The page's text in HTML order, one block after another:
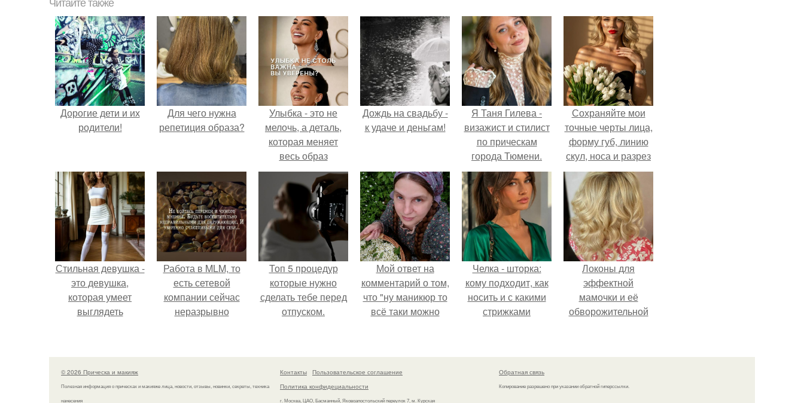
Читайте также
Дорогие дети и их
родители!
Для чего нужна
репетиция образа?
Улыбка - это не
мелочь, а деталь,
которая меняет
весь образ
человека.
Дождь на свадьбу -
к удаче и деньгам!
Я Таня Гилева -
визажист и стилист
по прическам
города Тюмени.
Сохраняйте мои
точные черты лица,
форму губ, линию
скул, носа и разрез
глаз.
Стильная девушка -
это девушка,
которая умеет
выглядеть
ситуации.
Работа в MLM, то
есть сетевой
компании сейчас
неразрывно
своей страницы в
Топ 5 процедур
которые нужно
сделать тебе перед
отпуском.
Мой ответ на
комментарий о том,
что "ну маникюр то
всё таки можно
Челка - шторка:
кому подходит, как
носить и с какими
стрижками
Локоны для
эффектной
мамочки и её
обворожительной
© 2026 Прическа и макияж
Полезная информация о прическах и макияже лица, новости, отзывы, новинки, секреты, техника
нанесения
Контакты
Пользовательское соглашение
Политика конфидециальности
г. Москва, ЦАО, Басманный, Яковоапостольский переулок 7, м. Курская
Обратная связь
Копирование разрешено при указании обратной гиперссылки.